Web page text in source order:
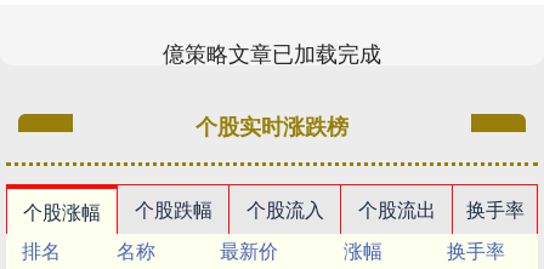
億策略文章已加载完成
个股实时涨跌榜
个股涨幅 个股跌幅 个股流入 个股流出
换手率
排名
名称 最新价 涨幅
换手率